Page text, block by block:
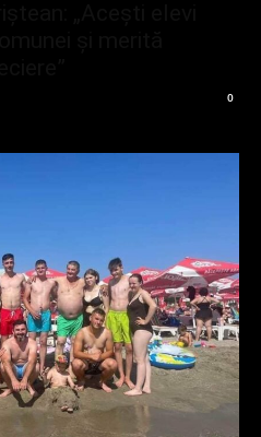
0